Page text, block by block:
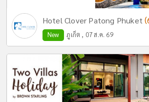
Hotel Clover Patong Phuket
New ภูเก็ต , 07 ส.ค. 69